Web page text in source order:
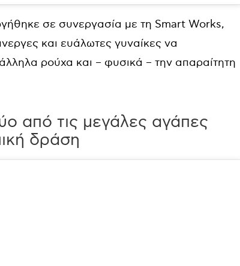
σε συνεργασία με τη Smart Works,
και ευάλωτες γυναίκες να
ρούχα και – φυσικά – την απαραίτητη
από τις μεγάλες αγάπες
δράση